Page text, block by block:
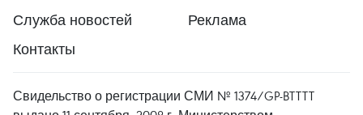
Служба новостей
Реклама
Контакты
Свидельство о регистрации СМИ № 1374/GP-BTTTT